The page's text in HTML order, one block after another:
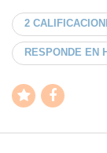
2
RESPONDE EN